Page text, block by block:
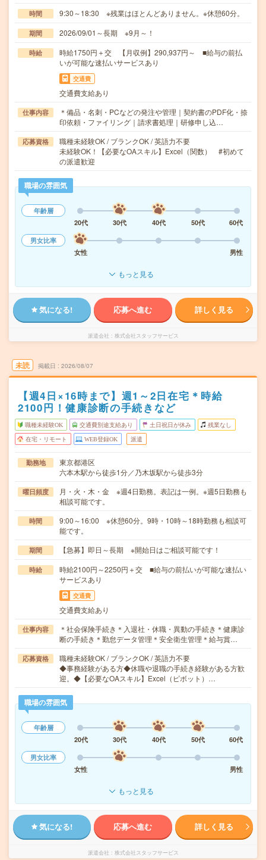
時間 9:30～18:30 ※残業はほとんどありません。※休憩60分。
期間 2026/09/01～長期 ※9月～！
時給
時給1750円＋交 【月収例】290,937円～ ■給与の前払
いが可能な速払いサービスあり
交通費
交通費支給あり
仕事内容
＊備品・名刺・PCなどの発注や管理｜契約書のPDF化・捺
印依頼・ファイリング｜請求書処理｜研修申し込…
応募資格
職種未経験OK / ブランクOK / 英語力不要
未経験OK！【必要なOAスキル】Excel（関数） #初めて
の派遣歓迎
職場の雰囲気
年齢層
20代
30代 40代 50代
60代
男女比率
女性
男性
もっと見る
気になる! 応募へ進む 詳しく見る
派遣会社 株式会社スタッフサービス
未読 掲載日 2026/08/07
【週4日×16時まで】週1～2日在宅＊時給
2100円！健康診断の手続きなど
職種未経験OK 交通費別途支給あり 土日祝日が休み 残業なし
在宅・リモート WEB登録OK 派遣
勤務地
東京都港区
六本木駅から徒歩1分／乃木坂駅から徒歩3分
曜日頻度
月・火・木・金 ※週4日勤務。表記は一例。※週5日勤務も
相談可能です。
時間
9:00～16:00 ※休憩60分。9時・10時～18時勤務も相談可
能です。
期間 【急募】即日～長期 ※開始日はご相談可能です！
時給
時給2100円～2250円＋交 ■給与の前払いが可能な速払い
サービスあり
交通費
交通費支給あり
仕事内容
＊社会保険手続き＊入退社・休職・異動の手続き＊健康診
断の手続き＊勤怠データ管理＊安全衛生管理＊給与賞…
応募資格
職種未経験OK / ブランクOK / 英語力不要
◆事務経験がある方◆休職や退職の手続き経験がある方歓
迎。◆【必要なOAスキル】Excel（ピボット）…
職場の雰囲気
年齢層
20代
30代 40代 50代
60代
男女比率
女性
男性
もっと見る
気になる! 応募へ進む 詳しく見る
派遣会社 株式会社スタッフサービス